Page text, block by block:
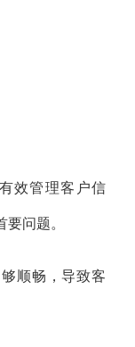
效管理客户信
问题。
顺畅，导致客